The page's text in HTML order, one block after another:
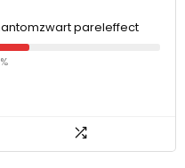
pareleffect